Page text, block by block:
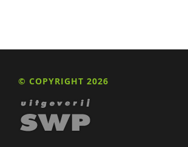
Alie Weerman
© COPYRIGHT 2026